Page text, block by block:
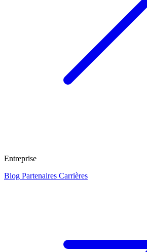
Entreprise
Blog Partenaires Carrières